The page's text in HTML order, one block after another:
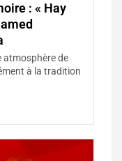
: « Hay
atmosphère de
à la tradition